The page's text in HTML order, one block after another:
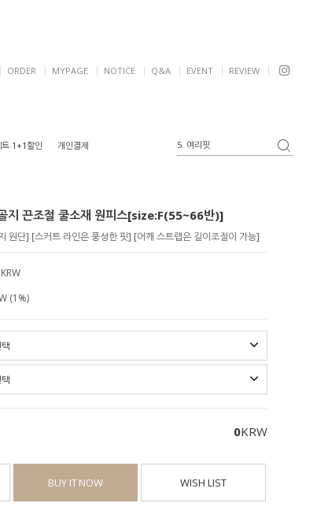
NOTICE Q&A EVENT REVIEW
ORDER MYPAGE
1+1할인 개인결제
5. 여리핏
3. 블라우스
4. 반팔
지 끈조절 쿨소재 원피스[size:F(55~66반)]
원단] [스커트 라인은 풍성한 핏] [어깨 스트랩은 길이조절이 가능]
(1%)
0KRW
BUY IT NOW WISH LIST